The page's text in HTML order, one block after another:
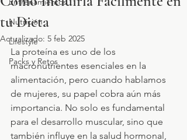
Nutrición
Lifestyle
Packs y Retos
tu Dieta
Actualizado: 5 feb 2025
La proteína es uno de los
macronutrientes esenciales en la
alimentación, pero cuando hablamos
de mujeres, su papel cobra aún más
importancia. No solo es fundamental
para el desarrollo muscular, sino que
también influye en la salud hormonal,